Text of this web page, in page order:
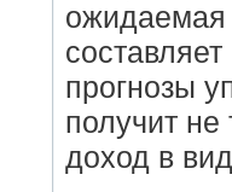
ожидаемая
прогнозы
получит
доход в